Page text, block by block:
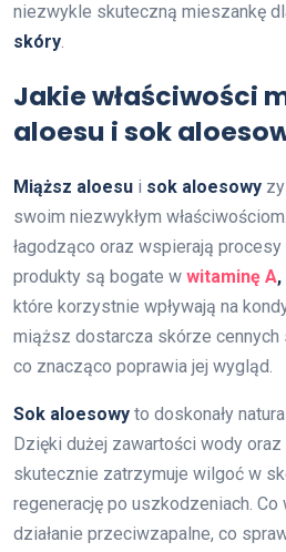
niezwykle skuteczną mieszankę
skóry.
Jakie właściwości
aloesu i sok
Miąższ aloesu i sok aloesowy
swoim niezwykłym
łagodząco oraz wspierają procesy
produkty są bogate w witaminę A,
które korzystnie wpływają na
miąższ dostarcza skórze cennych
co znacząco poprawia jej wygląd.
Sok aloesowy to doskonały
Dzięki dużej zawartości wody
skutecznie zatrzymuje wilgoć w
regenerację po uszkodzeniach. Co
działanie przeciwzapalne, co